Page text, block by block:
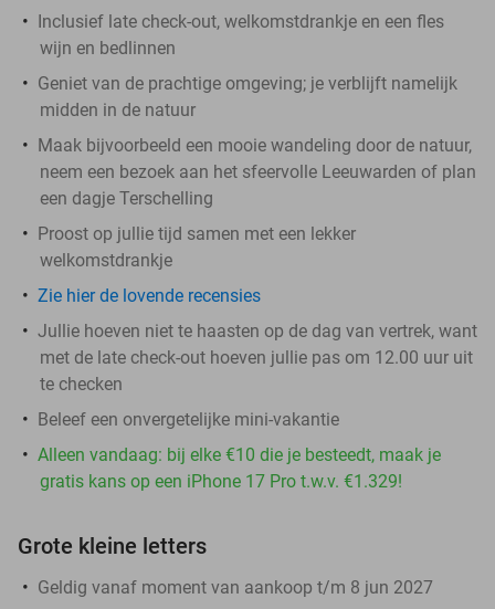
Inclusief late check-out, welkomstdrankje en een fles
wijn en bedlinnen
Geniet van de prachtige omgeving; je verblijft namelijk
midden in de natuur
Maak bijvoorbeeld een mooie wandeling door de natuur,
neem een bezoek aan het sfeervolle Leeuwarden of plan
een dagje Terschelling
Proost op jullie tijd samen met een lekker
welkomstdrankje
Zie hier de lovende recensies
Jullie hoeven niet te haasten op de dag van vertrek, want
met de late check-out hoeven jullie pas om 12.00 uur uit
te checken
Beleef een onvergetelijke mini-vakantie
Alleen vandaag: bij elke €10 die je besteedt, maak je
gratis kans op een iPhone 17 Pro t.w.v. €1.329!
Grote kleine letters
Geldig vanaf moment van aankoop t/m 8 jun 2027